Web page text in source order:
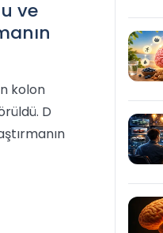
ve
kolon
D